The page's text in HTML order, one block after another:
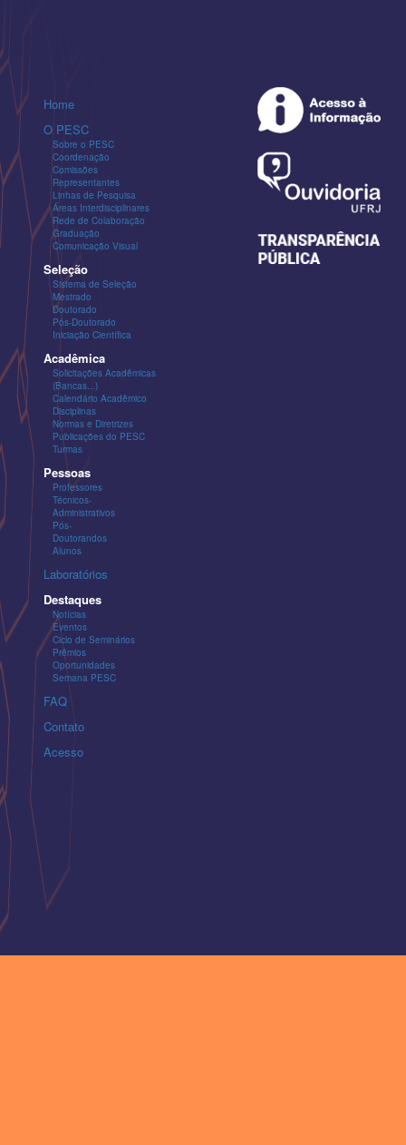
Home
O PESC
Sobre o PESC
Coordenação
Comissões
Representantes
Linhas de Pesquisa
Áreas Interdisciplinares
Rede de Colaboração
Graduação
Comunicação Visual
Seleção
Sistema de Seleção
Mestrado
Doutorado
Pós-Doutorado
Iniciação Científica
Acadêmica
Solicitações Acadêmicas
(Bancas...)
Calendário Acadêmico
Disciplinas
Normas e Diretrizes
Publicações do PESC
Turmas
Pessoas
Professores
Técnicos-
Administrativos
Pós-
Doutorandos
Alunos
Laboratórios
Destaques
Notícias
Eventos
Ciclo de Seminários
Prêmios
Oportunidades
Semana PESC
FAQ
Contato
Acesso